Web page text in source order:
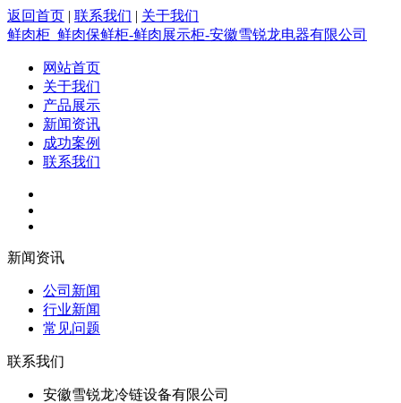
返回首页 | 联系我们 | 关于我们
鲜肉柜_鲜肉保鲜柜-鲜肉展示柜-安徽雪锐龙电器有限公司
网站首页
关于我们
产品展示
新闻资讯
成功案例
联系我们
新闻资讯
公司新闻
行业新闻
常见问题
联系我们
安徽雪锐龙冷链设备有限公司